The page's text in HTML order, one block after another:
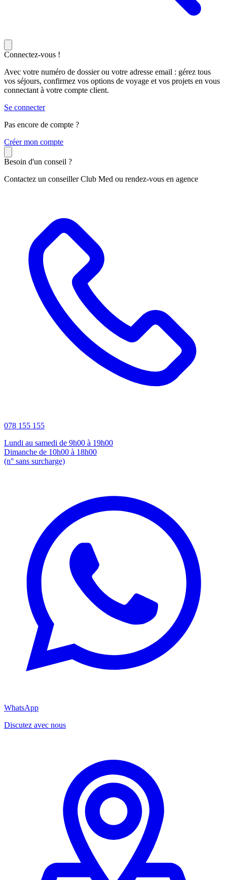
Connectez-vous !
Avec votre numéro de dossier ou votre adresse email : gérez tous
vos séjours, confirmez vos options de voyage et vos projets en vous
connectant à votre compte client.
Se connecter
Pas encore de compte ?
Créer mon compte
Besoin d'un conseil ?
Contactez un conseiller Club Med ou rendez-vous en agence
078 155 155
Lundi au samedi de 9h00 à 19h00
Dimanche de 10h00 à 18h00
(n° sans surcharge)
WhatsApp
Discutez avec nous